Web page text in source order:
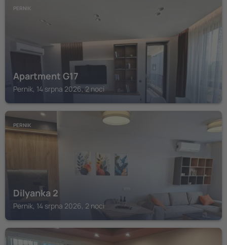
PERNIK
Apartment G17
Pernik, 14 srpna 2026, 2 noci
PERNIK
Dilyanka 2
Pernik, 14 srpna 2026, 2 noci
PERNIK